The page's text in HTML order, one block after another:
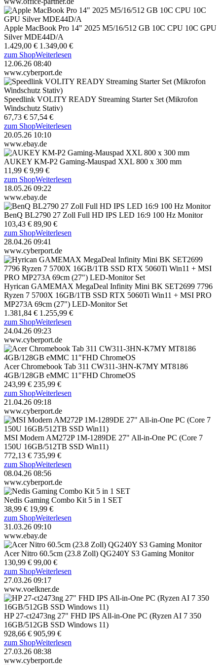
Apple MacBook Pro 14" 2025 M5/16/512 GB 10C CPU 10C GPU
Silver MDE44D/A
1.429,00 € 1.349,00 €
zum ShopWeiterlesen
12.06.26 08:40
www.cyberport.de
Speedlink VOLITY READY Streaming Starter Set (Mikrofon
Windschutz Stativ)
67,73 € 57,54 €
zum ShopWeiterlesen
20.05.26 10:10
www.ebay.de
AUKEY KM-P2 Gaming-Mauspad XXL 800 x 300 mm
11,99 € 9,99 €
zum ShopWeiterlesen
18.05.26 09:22
www.ebay.de
BenQ BL2790 27 Zoll Full HD IPS LED 16:9 100 Hz Monitor
103,43 € 89,90 €
zum ShopWeiterlesen
28.04.26 09:41
www.cyberport.de
Hyrican GAMEMAX MegaDeal Infinity Mini BK SET2699 7796
Ryzen 7 5700X 16GB/1TB SSD RTX 5060Ti Win11 + MSI PRO
MP273A 69cm (27") LED-Monitor Set
1.381,84 € 1.255,99 €
zum ShopWeiterlesen
24.04.26 09:23
www.cyberport.de
Acer Chromebook Tab 311 CW311-3HN-K7MY MT8186
4GB/128GB eMMC 11"FHD ChromeOS
243,99 € 235,99 €
zum ShopWeiterlesen
21.04.26 09:18
www.cyberport.de
MSI Modern AM272P 1M-1289DE 27" All-in-One PC (Core 7
150U 16GB/512TB SSD Win11)
772,13 € 735,99 €
zum ShopWeiterlesen
08.04.26 08:56
www.cyberport.de
Nedis Gaming Combo Kit 5 in 1 SET
38,99 € 19,99 €
zum ShopWeiterlesen
31.03.26 09:10
www.ebay.de
Acer Nitro 60.5cm (23.8 Zoll) QG240Y S3 Gaming Monitor
130,99 € 99,00 €
zum ShopWeiterlesen
27.03.26 09:17
www.voelkner.de
HP 27-ct2473ng 27" FHD IPS All-in-One PC (Ryzen AI 7 350
16GB/512GB SSD Windows 11)
928,66 € 905,99 €
zum ShopWeiterlesen
27.03.26 08:38
www.cyberport.de